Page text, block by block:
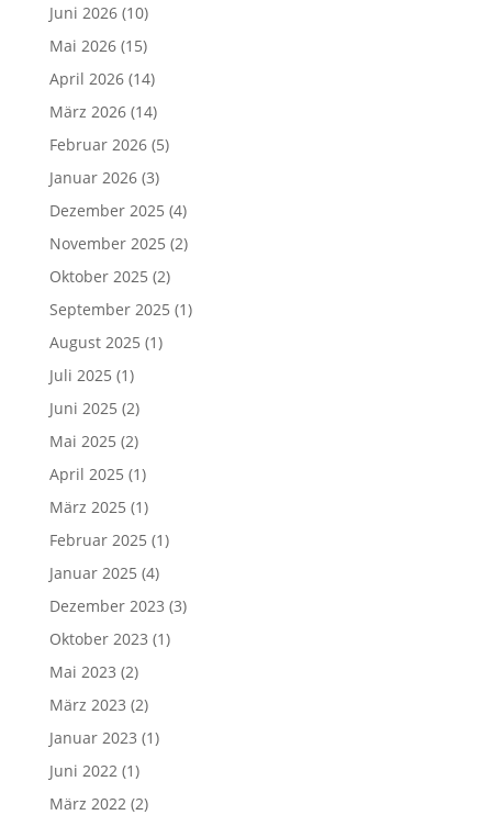
Juni 2026(10)
Mai 2026(15)
April 2026(14)
März 2026(14)
Februar 2026(5)
Januar 2026(3)
Dezember 2025 (4)
November 2025 (2)
Oktober 2025 (2)
September 2025 (1)
August 2025 (1)
Juli 2025 (1)
Juni 2025 (2)
Mai 2025 (2)
April 2025 (1)
März 2025 (1)
Februar 2025 (1)
Januar 2025 (4)
Dezember 2023 (3)
Oktober 2023 (1)
Mai 2023 (2)
März 2023 (2)
Januar 2023 (1)
Juni 2022(1)
März 2022(2)